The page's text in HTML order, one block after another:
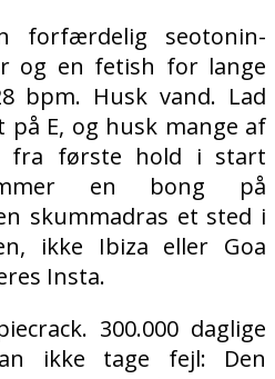
forfærdelig seotonin-
og en fetish for lange
bpm. Husk vand. Lad
E, og husk mange af
fra første hold i start
en bong på
skummadras et sted i
ikke Ibiza eller Goa
Insta.
300.000 daglige
ikke tage fejl: Den